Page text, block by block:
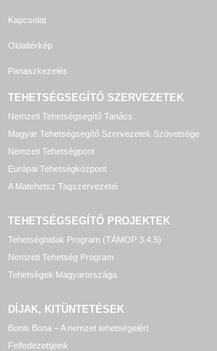
Kapcsolat
Oldaltérkép
Panaszkezelés
TEHETSÉGSEGÍTŐ SZERVEZETEK
Nemzeti Tehetségsegítő Tanács
Magyar Tehetségsegítő Szervezetek Szövetsége
Nemzeti Tehetségpont
Európai Tehetségközpont
A Matehetsz Tagszervezetei
TEHETSÉGSEGÍTŐ PROJEKTEK
Tehetséghidak Program (TÁMOP 3.4.5)
Nemzeti Tehetség Program
Tehetségek Magyarországa
DÍJAK, KITÜNTETÉSEK
Bonis Bona – A nemzet tehetségeiért
Felfedezettjeink